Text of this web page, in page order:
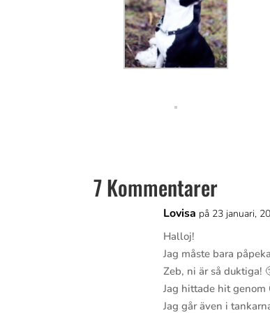
7 Kommentarer
Lovisa på 23 januari,
Halloj!
Jag måste bara
Zeb, ni är så duktiga!
Jag hittade hit genom
Jag går även i